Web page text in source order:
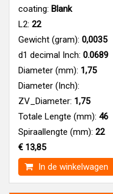
coating: Blank
L2: 22
Gewicht (gram): 0,0035
d1 decimal Inch: 0.0689
Diameter (mm): 1,75
Diameter (Inch):
ZV_Diameter: 1,75
Totale Lengte (mm): 46
Spiraallengte (mm): 22
€ 13,85
In de winkelwagen